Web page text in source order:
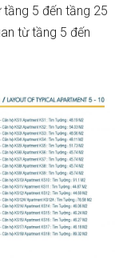
5 đến tầng 25
từ tầng 5 đến